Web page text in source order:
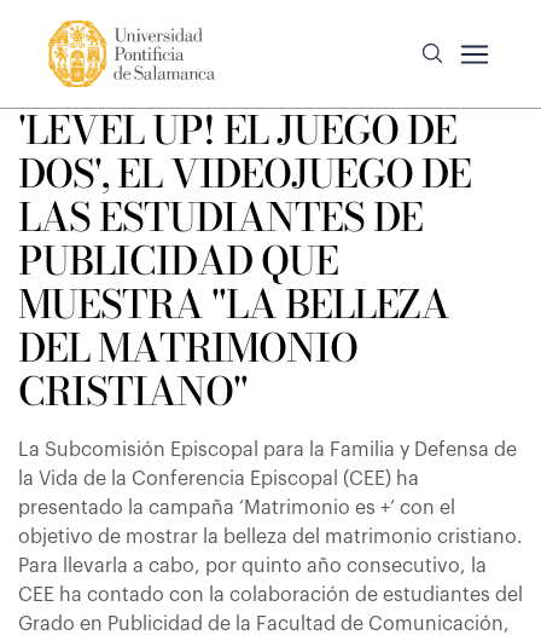
'LEVEL UP! EL JUEGO DE
DOS', EL VIDEOJUEGO DE
LAS ESTUDIANTES DE
PUBLICIDAD QUE
MUESTRA "LA BELLEZA
DEL MATRIMONIO
CRISTIANO"
La Subcomisión Episcopal para la Familia y Defensa de
la Vida de la Conferencia Episcopal (CEE) ha
presentado la campaña ‘Matrimonio es +’ con el
objetivo de mostrar la belleza del matrimonio cristiano.
Para llevarla a cabo, por quinto año consecutivo, la
CEE ha contado con la colaboración de estudiantes del
Grado en Publicidad de la Facultad de Comunicación,